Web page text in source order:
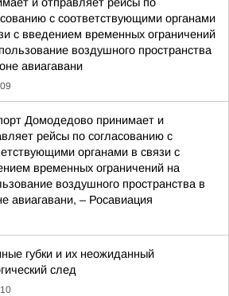
с соответствующими органами
с введением временных ограничений
воздушного пространства
авиагавани
Домодедово принимает и
рейсы по согласованию с
органами в связи с
временных ограничений на
воздушного пространства в
авиагавани, – Росавиация
губки и их неожиданный
след